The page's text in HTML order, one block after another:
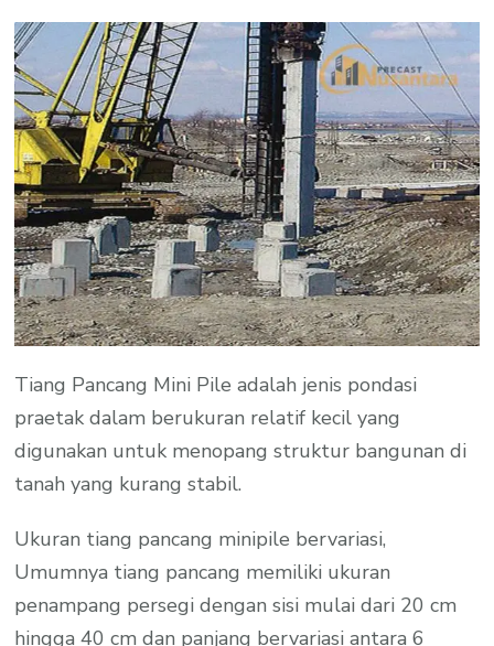
Tiang Pancang Mini Pile adalah jenis pondasi
praetak dalam berukuran relatif kecil yang
digunakan untuk menopang struktur bangunan di
tanah yang kurang stabil.
Ukuran tiang pancang minipile bervariasi,
Umumnya tiang pancang memiliki ukuran
penampang persegi dengan sisi mulai dari 20 cm
hingga 40 cm dan panjang bervariasi antara 6